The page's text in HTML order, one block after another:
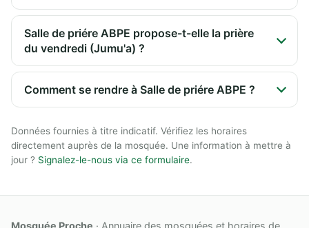
Salle de priére ABPE propose-t-elle la prière
du vendredi (Jumu'a) ?
Comment se rendre à Salle de priére ABPE ?
Données fournies à titre indicatif. Vérifiez les horaires
directement auprès de la mosquée. Une information à mettre à
jour ? Signalez-le-nous via ce formulaire.
Mosquée Proche · Annuaire des mosquées et horaires de